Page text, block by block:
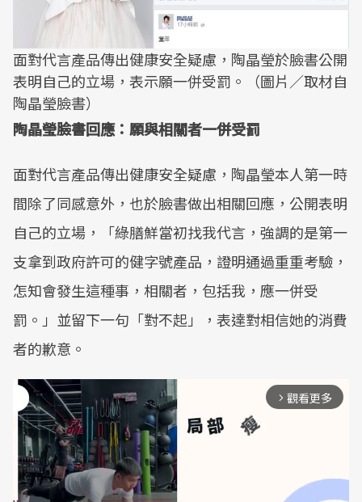
面對代言產品傳出健康安全疑慮，陶晶瑩於臉書公開
表明自己的立場，表示願一併受罰。（圖片／取材自
陶晶瑩臉書）
陶晶瑩臉書回應：願與相關者一併受罰
面對代言產品傳出健康安全疑慮，陶晶瑩本人第一時
間除了同感意外，也於臉書做出相關回應，公開表明
自己的立場，「綠膳鮮當初找我代言，強調的是第一
支拿到政府許可的健字號產品，證明通過重重考驗，
怎知會發生這種事，相關者，包括我，應一併受
罰。」並留下一句「對不起」，表達對相信她的消費
者的歉意。
arrow_forward_ios 觀看更多